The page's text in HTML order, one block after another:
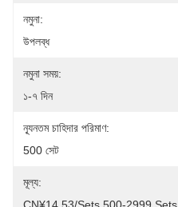
নমুনা:
উপলব্ধ
নমুনা সময়:
১-৭ দিন
ন্যূনতম চাহিদার পরিমাণ:
500 সেট
মূল্য: